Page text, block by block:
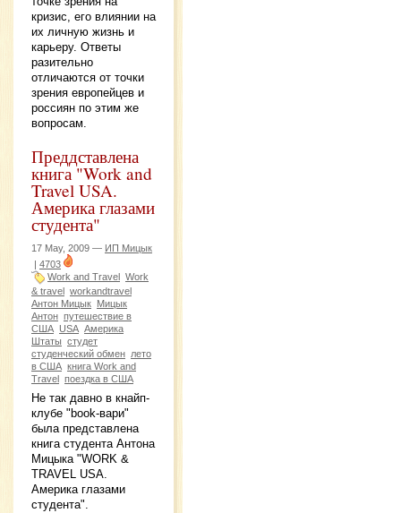
кризис, его влиянии на
их личную жизнь и
карьеру. Ответы
разительно
отличаются от точки
зрения европейцев и
россиян по этим же
вопросам.
Преддставлена
книга "Work and
Travel USA.
Америка глазами
студента"
17 May, 2009 — ИП Мицык
| 4703
Work and Travel Work
& travel workandtravel
Антон Мицык Мицык
Антон путешествие в
США USA Америка
Штаты студет
студенческий обмен лето
в США книга Work and
Travel поездка в США
Не так давно в кнайп-
клубе "book-вари"
была представлена
книга студента Антона
Мицыка "WORK &
TRAVEL USA.
Америка глазами
студента".